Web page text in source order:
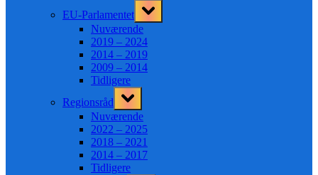
EU-Parlamentet
Toggle
sub-
menu
Nuværende
2019 – 2024
2014 – 2019
2009 – 2014
Tidligere
Regionsråd
Toggle
sub-
menu
Nuværende
2022 – 2025
2018 – 2021
2014 – 2017
Tidligere